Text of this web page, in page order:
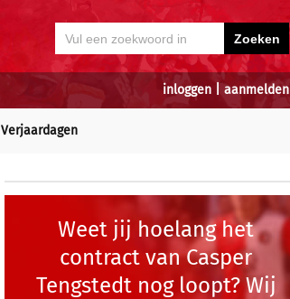
inloggen aanmelden
Verjaardagen
Weet jij hoelang het
contract van Casper
Tengstedt nog loopt? Wij